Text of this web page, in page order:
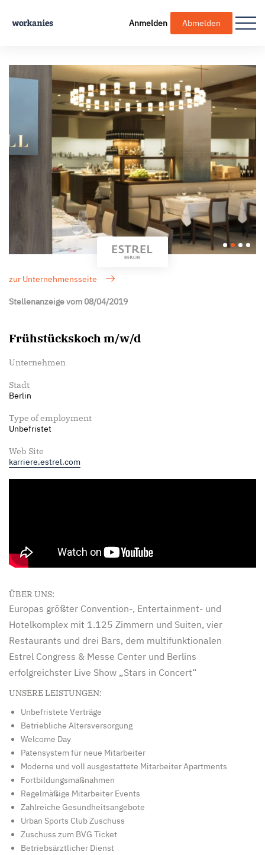
Anmelden Abmelden
zur Unternehmensseite
Stellenanzeige vom 08/04/2019
Frühstückskoch m/w/d
Unternehmen
Stadt
Berlin
Type of employment
Unbefristet
Web Site
karriere.estrel.com
ÜBER UNS:
Europas größter Convention-, Entertainment- und
Hotelkomplex mit 1.125 Zimmern und Suiten, vier
Restaurants und drei Bars, dem multifunktionalen
Estrel Congress & Messe Center und Berlins
erfolgreichster Live Show „Stars in Concert“
UNSERE LEISTUNGEN:
Unbefristete Verträge
Betriebliche Altersversorgung
Welcome Day
Patensystem für neue Mitarbeiter
Moderne und voll ausgestattete Mitarbeiter Apartments
Fortbildungsmaßnahmen
Regelmäßige Mitarbeiter Events
Zahlreiche Gesundheitsangebote
Urban Sports Club Zuschuss
Zuschuss zum BVG Ticket
Betriebsärztlicher Dienst